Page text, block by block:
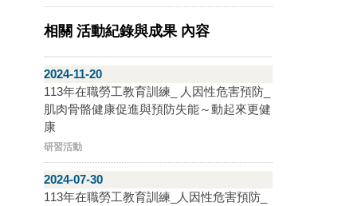
相關 活動紀錄與成果 內容
2024-11-20
113年在職勞工教育訓練_ 人因性危害預防_
肌肉骨骼健康促進與預防失能～動起來更健
康
研習活動
2024-07-30
113年在職勞工教育訓練_人因性危害預防_